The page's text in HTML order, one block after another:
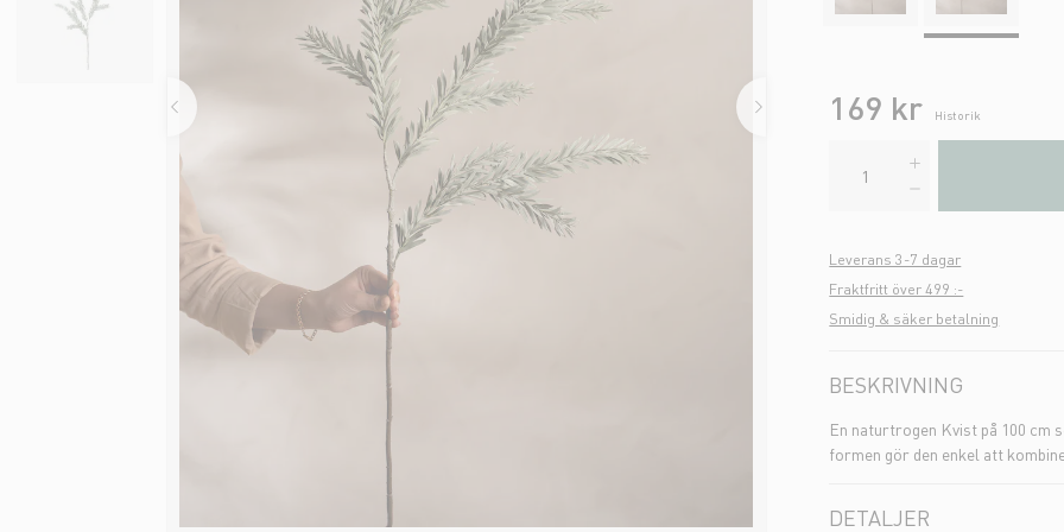
169 kr Historik
Leverans 3-7 dagar
Fraktfritt över 499 :-
Smidig & säker betalning
BESKRIVNING
En naturtrogen Kvist på 100 cm
formen gör den enkel att
DETALJER